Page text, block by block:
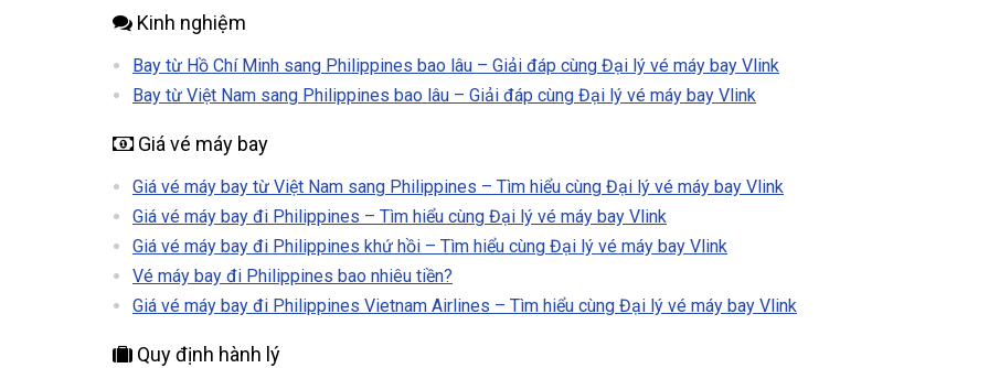
Kinh nghiệm
Bay từ Hồ Chí Minh sang Philippines bao lâu – Giải đáp cùng Đại lý vé máy bay Vlink
Bay từ Việt Nam sang Philippines bao lâu – Giải đáp cùng Đại lý vé máy bay Vlink
Giá vé máy bay
Giá vé máy bay từ Việt Nam sang Philippines – Tìm hiểu cùng Đại lý vé máy bay Vlink
Giá vé máy bay đi Philippines – Tìm hiểu cùng Đại lý vé máy bay Vlink
Giá vé máy bay đi Philippines khứ hồi – Tìm hiểu cùng Đại lý vé máy bay Vlink
Vé máy bay đi Philippines bao nhiêu tiền?
Giá vé máy bay đi Philippines Vietnam Airlines – Tìm hiểu cùng Đại lý vé máy bay Vlink
Quy định hành lý